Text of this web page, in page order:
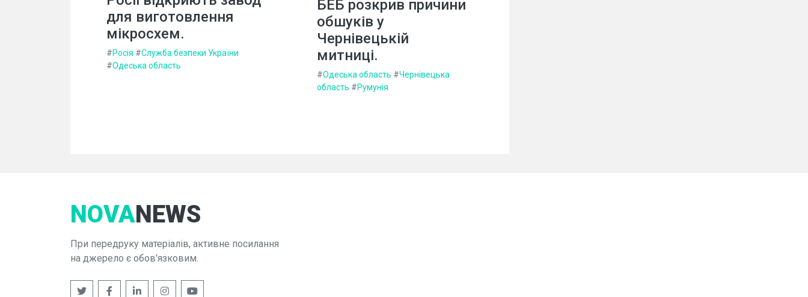
для виготовлення
мікросхем.
#Росія #Служба безпеки України
#Одеська область
БЕБ розкрив причини
обшуків у
Чернівецькій
митниці.
#Одеська область #Чернівецька
область #Румунія
NOVANEWS
При передруку матеріалів, активне посилання
на джерело є обов'язковим.